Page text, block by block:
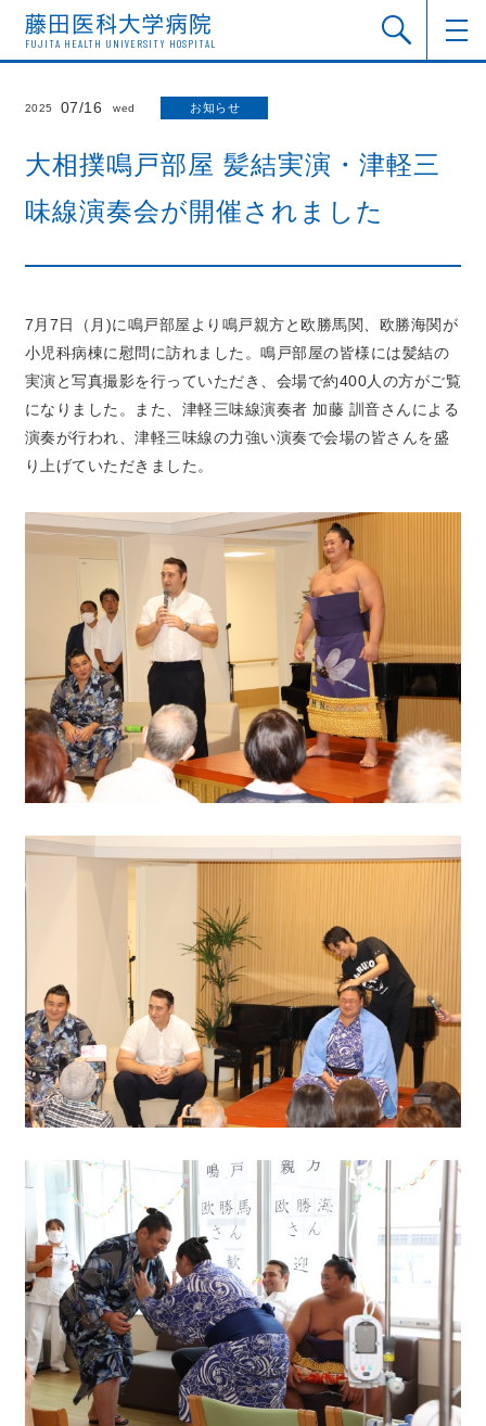
FUJITA HEALTH UNIVERSITY HOSPITAL
2025 07/16 wed お知らせ
大相撲鳴戸部屋 髪結実演・津軽三
味線演奏会が開催されました
7月7日（月)に鳴戸部屋より鳴戸親方と欧勝馬関、欧勝海関が
小児科病棟に慰問に訪れました。鳴戸部屋の皆様には髪結の
実演と写真撮影を行っていただき、会場で約400人の方がご覧
になりました。また、津軽三味線演奏者 加藤 訓音さんによる
演奏が行われ、津軽三味線の力強い演奏で会場の皆さんを盛
り上げていただきました。